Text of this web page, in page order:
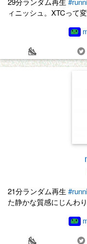
ィニッシュ。XTCって変
21分ランダム再生
た静かな質感にじんわ